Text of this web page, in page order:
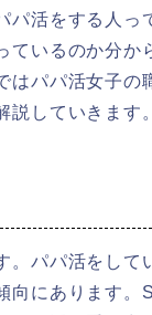
パ活をする人っ
ているのか分か
はパパ活女子の
説していきます。
。パパ活をして
向にあります。